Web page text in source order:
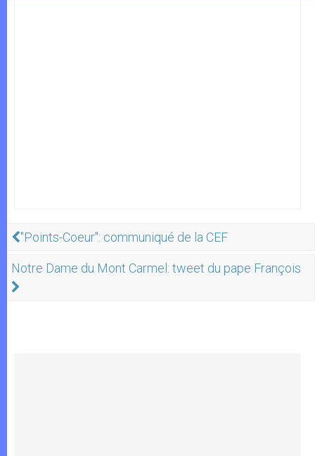
"Points-Coeur": communiqué de la CEF
Notre Dame du Mont Carmel: tweet du pape François